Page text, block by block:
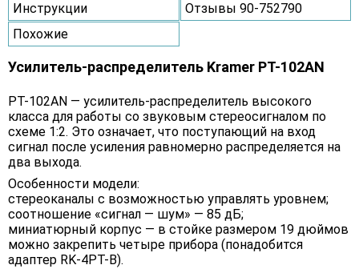
Инструкции
Отзывы 90-752790
Похожие
Усилитель-распределитель Kramer PT-102AN
PT-102AN — усилитель-распределитель высокого
класса для работы со звуковым стереосигналом по
схеме 1:2. Это означает, что поступающий на вход
сигнал после усиления равномерно распределяется на
два выхода.
Особенности модели:
стереоканалы с возможностью управлять уровнем;
соотношение «сигнал — шум» — 85 дБ;
миниатюрный корпус — в стойке размером 19 дюймов
можно закрепить четыре прибора (понадобится
адаптер RK-4PT-B).